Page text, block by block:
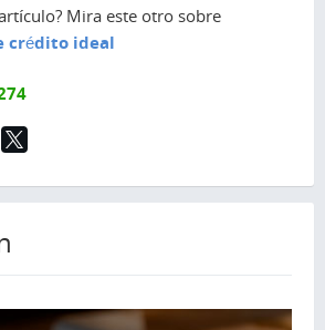
Mira este otro sobre
crédito ideal